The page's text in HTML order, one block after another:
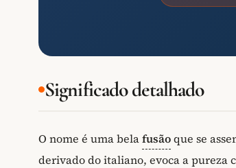
Significado detalhado
O nome é uma belafusãoque se
derivado do italiano, evoca a pureza